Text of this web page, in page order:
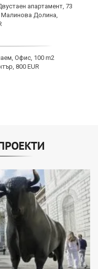
апартамент, 73
Долина,
Офис, 100 m2
800 EUR